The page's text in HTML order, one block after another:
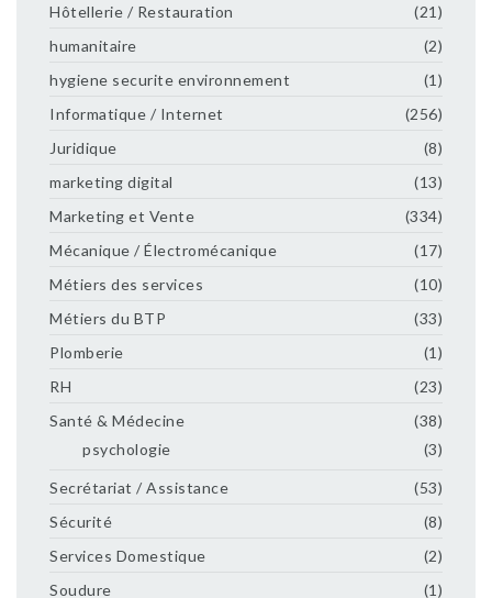
Hôtellerie / Restauration
(21)
humanitaire
(2)
hygiene securite environnement
(1)
Informatique / Internet
(256)
Juridique
(8)
marketing digital
(13)
Marketing et Vente
(334)
Mécanique / Électromécanique
(17)
Métiers des services
(10)
Métiers du BTP
(33)
Plomberie
(1)
RH
(23)
Santé & Médecine
(38)
psychologie
(3)
Secrétariat / Assistance
(53)
Sécurité
(8)
Services Domestique
(2)
Soudure
(1)